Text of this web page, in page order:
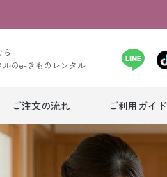
のe-きものレンタル
ご注文の流れ ご利用ガイド
振袖レンタル